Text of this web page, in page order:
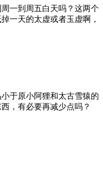
一到周五白天吗？这两个
一天的太虚或者玉虚啊，
于原小阿狸和太古雪猿的
，有必要再减少点吗？